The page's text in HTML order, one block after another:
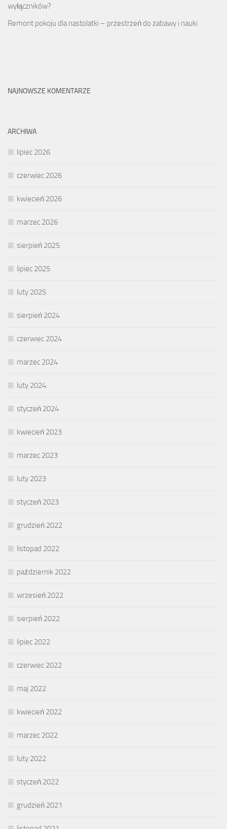
wyłączników?
Remont pokoju dla nastolatki – przestrzeń do zabawy i nauki
NAJNOWSZE KOMENTARZE
ARCHIWA
lipiec 2026
czerwiec 2026
kwiecień 2026
marzec 2026
sierpień 2025
lipiec 2025
luty 2025
sierpień 2024
czerwiec 2024
marzec 2024
luty 2024
styczeń 2024
kwiecień 2023
marzec 2023
luty 2023
styczeń 2023
grudzień 2022
listopad 2022
październik 2022
wrzesień 2022
sierpień 2022
lipiec 2022
czerwiec 2022
maj 2022
kwiecień 2022
marzec 2022
luty 2022
styczeń 2022
grudzień 2021